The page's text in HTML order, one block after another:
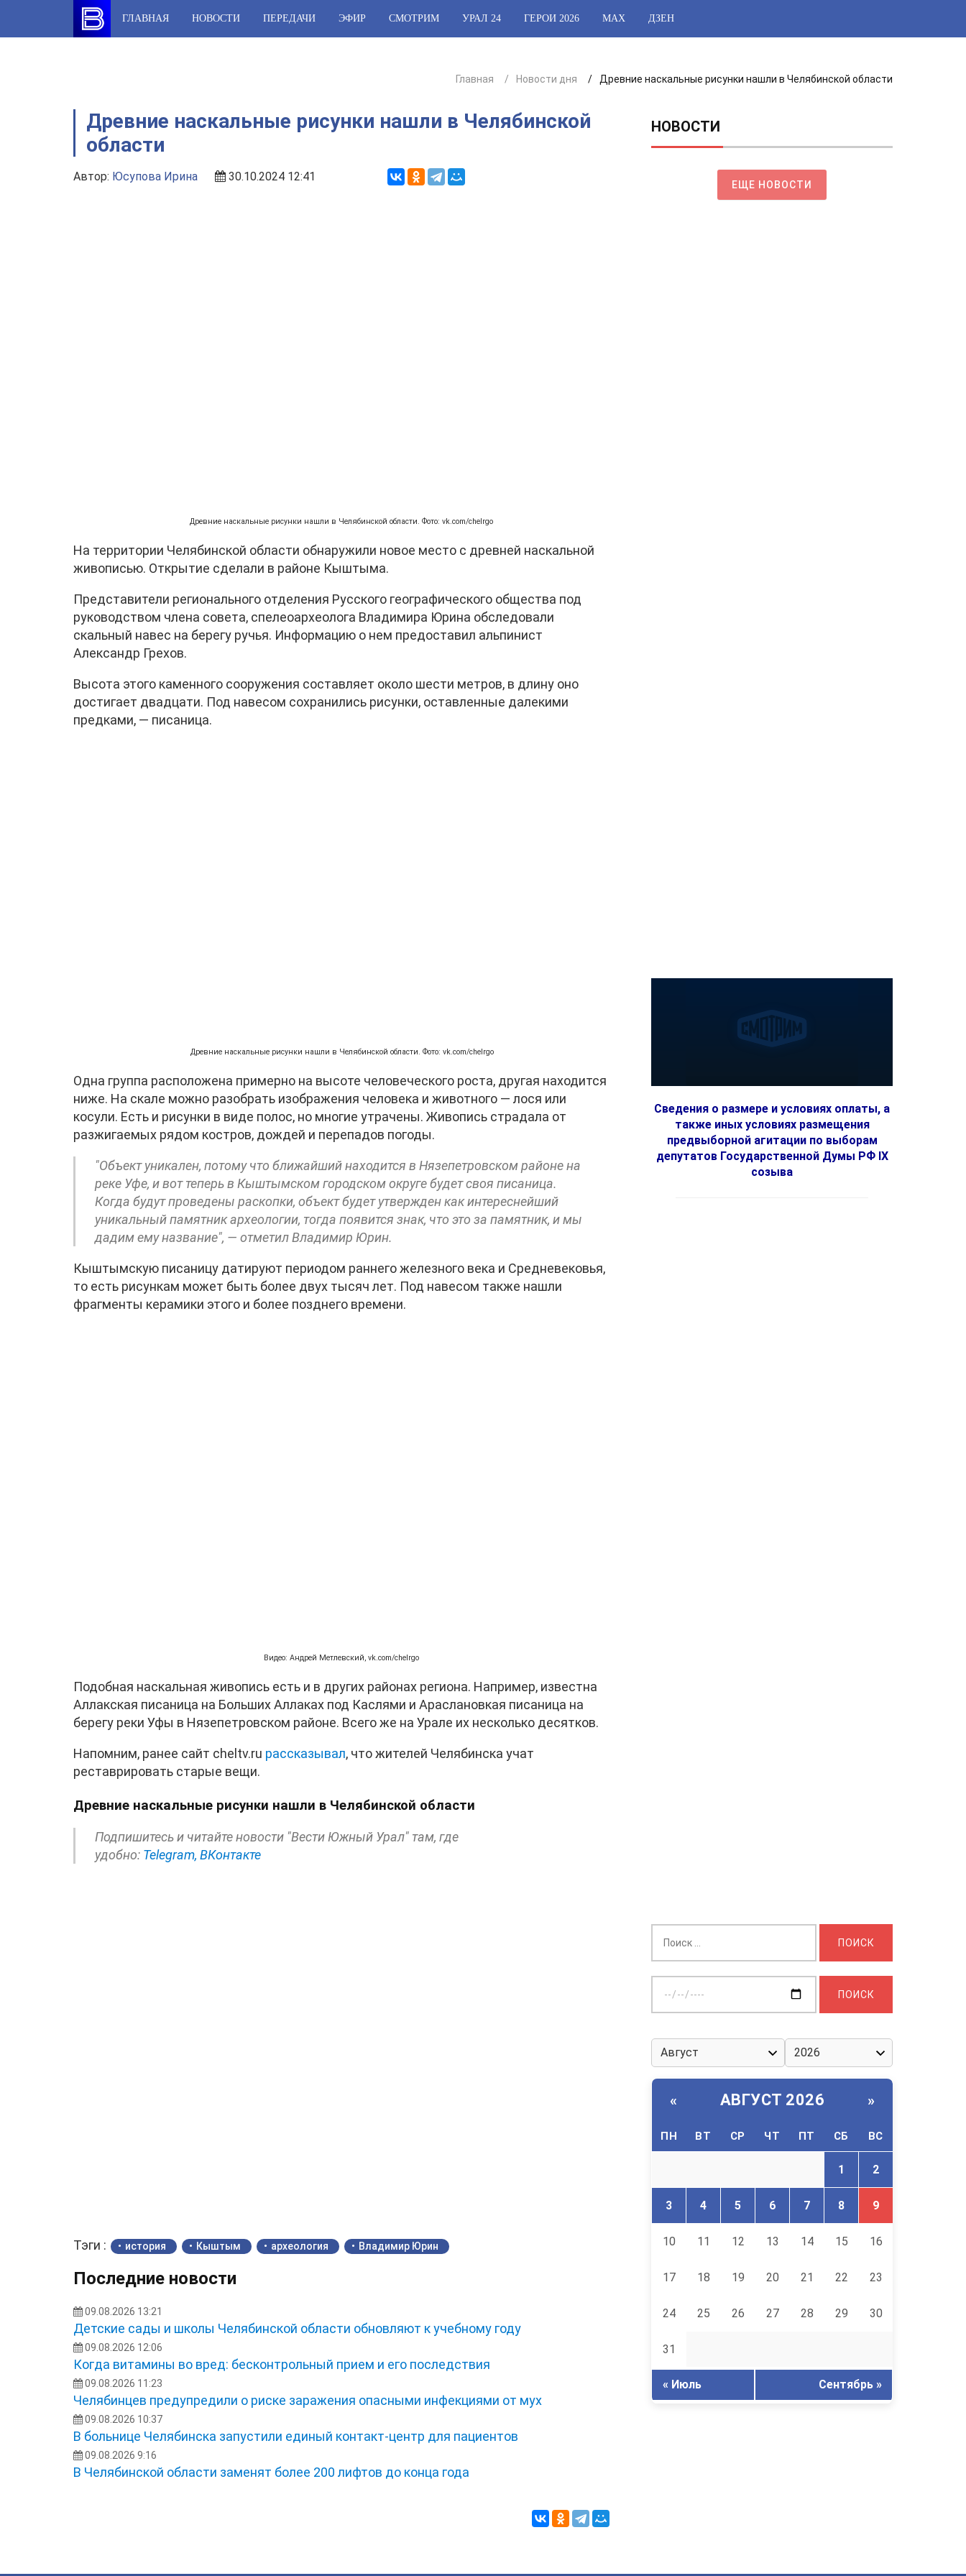
content
ГЛАВНАЯ НОВОСТИ ПЕРЕДАЧИ ЭФИР СМОТРИМ УРАЛ 24 ГЕРОИ 2026 МАХ ДЗЕН
Главная Новости дня Древние наскальные рисунки нашли в Челябинской области
Древние наскальные рисунки нашли в Челябинской
области
Автор: Юсупова Ирина 30.10.2024 12:41
Древние наскальные рисунки нашли в Челябинской области. Фото: vk.com/chelrgo
На территории Челябинской области обнаружили новое место с древней наскальной
живописью. Открытие сделали в районе Кыштыма.
Представители регионального отделения Русского географического общества под
руководством члена совета, спелеоархеолога Владимира Юрина обследовали
скальный навес на берегу ручья. Информацию о нем предоставил альпинист
Александр Грехов.
Высота этого каменного сооружения составляет около шести метров, в длину оно
достигает двадцати. Под навесом сохранились рисунки, оставленные далекими
предками, — писаница.
Древние наскальные рисунки нашли в Челябинской области. Фото: vk.com/chelrgo
Одна группа расположена примерно на высоте человеческого роста, другая находится
ниже. На скале можно разобрать изображения человека и животного — лося или
косули. Есть и рисунки в виде полос, но многие утрачены. Живопись страдала от
разжигаемых рядом костров, дождей и перепадов погоды.
"Объект уникален, потому что ближайший находится в Нязепетровском районе на
реке Уфе, и вот теперь в Кыштымском городском округе будет своя писаница.
Когда будут проведены раскопки, объект будет утвержден как интереснейший
уникальный памятник археологии, тогда появится знак, что это за памятник, и мы
дадим ему название", — отметил Владимир Юрин.
Кыштымскую писаницу датируют периодом раннего железного века и Средневековья,
то есть рисункам может быть более двух тысяч лет. Под навесом также нашли
фрагменты керамики этого и более позднего времени.
Видео: Андрей Метлевский, vk.com/chelrgo
Подобная наскальная живопись есть и в других районах региона. Например, известна
Аллакская писаница на Больших Аллаках под Каслями и Араслановкая писаница на
берегу реки Уфы в Нязепетровском районе. Всего же на Урале их несколько десятков.
Напомним, ранее сайт cheltv.ru рассказывал, что жителей Челябинска учат
реставрировать старые вещи.
Древние наскальные рисунки нашли в Челябинской области
Подпишитесь и читайте новости "Вести Южный Урал" там, где
удобно: Telegram, ВКонтакте
Тэги : история Кыштым археология Владимир Юрин
Последние новости
09.08.2026 13:21
Детские сады и школы Челябинской области обновляют к учебному году
09.08.2026 12:06
Когда витамины во вред: бесконтрольный прием и его последствия
09.08.2026 11:23
Челябинцев предупредили о риске заражения опасными инфекциями от мух
09.08.2026 10:37
В больнице Челябинска запустили единый контакт-центр для пациентов
09.08.2026 9:16
В Челябинской области заменят более 200 лифтов до конца года
НОВОСТИ
ЕЩЕ НОВОСТИ
Сведения о размере и условиях оплаты, а
также иных условиях размещения
предвыборной агитации по выборам
депутатов Государственной Думы РФ IX
созыва
дату:
« АВГУСТ 2026 »
ПН ВТ СР ЧТ ПТ СБ ВС
1 2
3 4 5 6 7 8 9
10 11 12 13 14 15 16
17 18 19 20 21 22 23
24 25 26 27 28 29 30
31
« Июль Сентябрь »